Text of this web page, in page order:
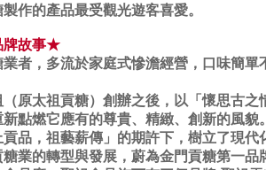
作的產品最受觀光遊客喜愛。
牌故事★
業者，多流於家庭式慘澹經營，口味簡單
（原太祖貢糖）創辦之後，以「懷思古之
新點燃它應有的尊貴、精緻、創新的風貌
貢品，祖藝薪傳」的期許下，樹立了現代
業的轉型與發展，蔚為金門貢糖第一品